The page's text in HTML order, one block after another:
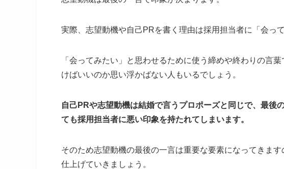
実際、志望動機や自己PRを書く理由は採用担当者に「会っ
「会ってみたい」と思わせるために使う締めや終わりの言
けばいいのか思い浮かばない人もいるでしょう。
自己PRや志望動機は結婚で言うプロポーズと同じで、最後
ても採用担当者に悪い印象を持たれてしまいます。
そのため志望動機の最後の一言は重要な要素になってきま
仕上げていきましょう。